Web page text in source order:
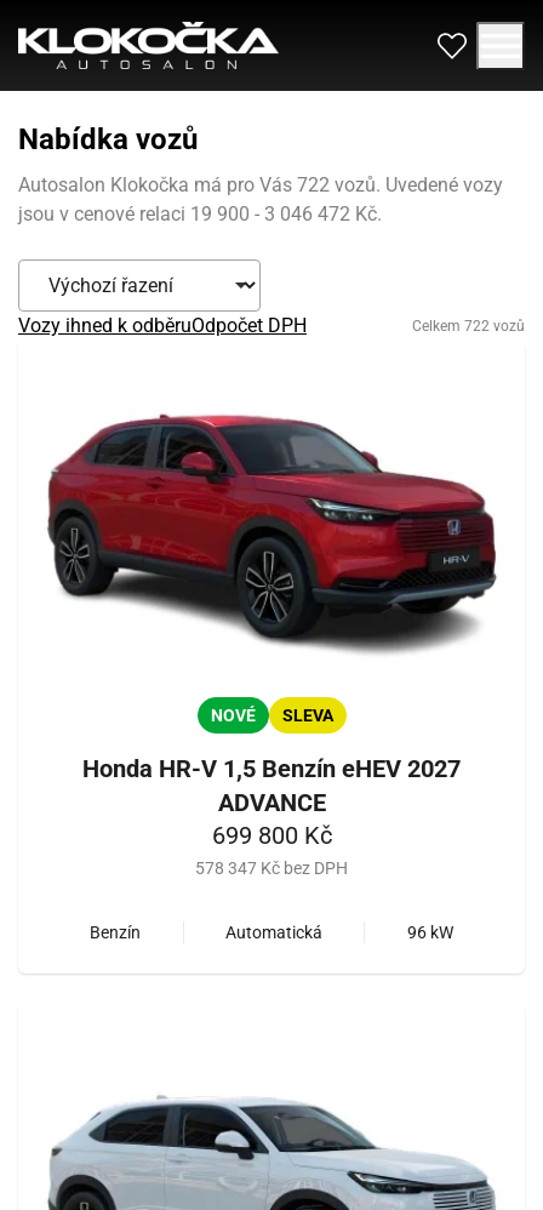
Nabídka vozů
Autosalon Klokočka má pro Vás 722 vozů. Uvedené vozy
jsou v cenové relaci 19 900 - 3 046 472 Kč.
Vozy ihned k odběruOdpočet DPH Celkem 722 vozů
NOVÉ SLEVA
Honda HR-V 1,5 Benzín eHEV 2027
ADVANCE
699 800 Kč
578 347 Kč bez DPH
Benzín Automatická 96 kW